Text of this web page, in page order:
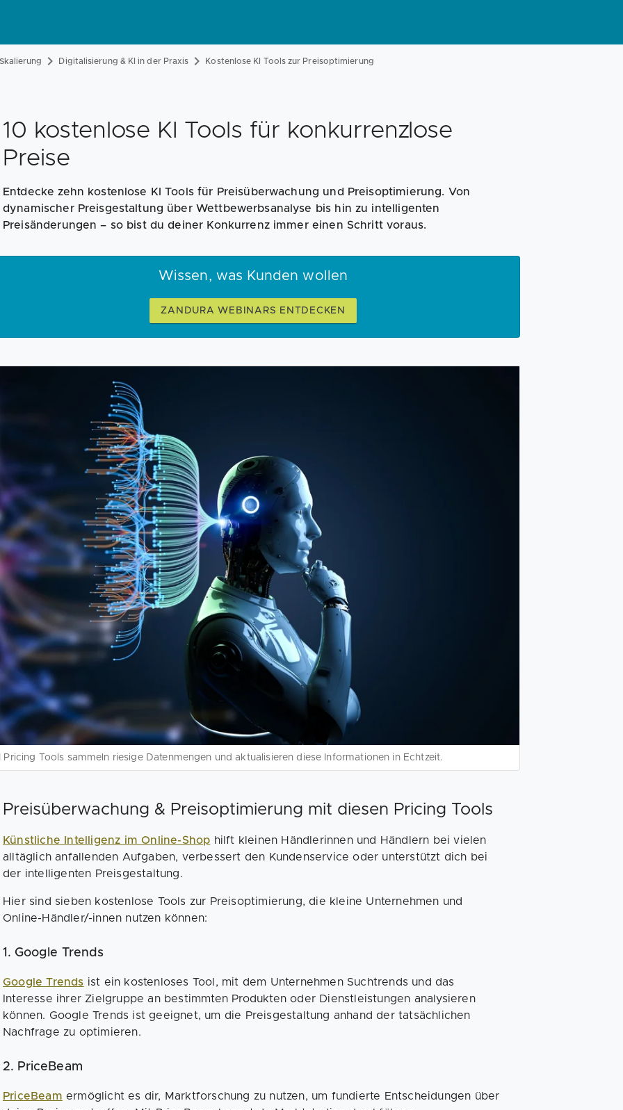
Digitalisierung & KI in der Praxis Kostenlose KI Tools zur Preisoptimierung
10 kostenlose KI Tools für konkurrenzlose
Preise
Entdecke zehn kostenlose KI Tools für Preisüberwachung und Preisoptimierung. Von
dynamischer Preisgestaltung über Wettbewerbsanalyse bis hin zu intelligenten
Preisänderungen – so bist du deiner Konkurrenz immer einen Schritt voraus.
Wissen, was Kunden wollen
ZANDURA WEBINARS ENTDECKEN
Pricing Tools sammeln riesige Datenmengen und aktualisieren diese Informationen in Echtzeit.
Preisüberwachung & Preisoptimierung mit diesen Pricing Tools
Künstliche Intelligenz im Online-Shop hilft kleinen Händlerinnen und Händlern bei vielen
alltäglich anfallenden Aufgaben, verbessert den Kundenservice oder unterstützt dich bei
der intelligenten Preisgestaltung.
Hier sind sieben kostenlose Tools zur Preisoptimierung, die kleine Unternehmen und
Online-Händler/-innen nutzen können:
1. Google Trends
Google Trends ist ein kostenloses Tool, mit dem Unternehmen Suchtrends und das
Interesse ihrer Zielgruppe an bestimmten Produkten oder Dienstleistungen analysieren
können. Google Trends ist geeignet, um die Preisgestaltung anhand der tatsächlichen
Nachfrage zu optimieren.
2. PriceBeam
PriceBeam ermöglicht es dir, Marktforschung zu nutzen, um fundierte Entscheidungen über